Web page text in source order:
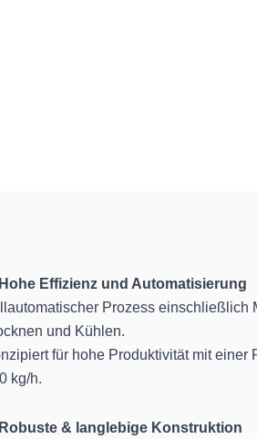
Effizienz und Automatisierung
Prozess einschließlich
und Kühlen.
für hohe Produktivität mit einer
kg/h.
& langlebige Konstruktion